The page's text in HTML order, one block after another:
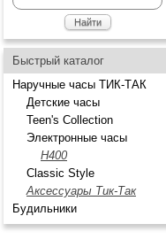
Быстрый каталог
Наручные часы ТИК-ТАК
Детские часы
Teen's Collection
Электронные часы
H400
Classic Style
Аксессуары Тик-Так
Будильники